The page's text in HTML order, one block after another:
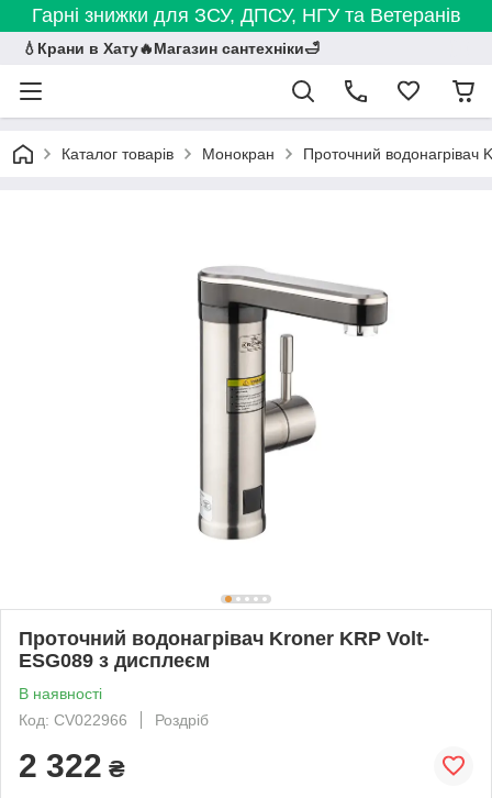
Гарні знижки для ЗСУ, ДПСУ, НГУ та Ветеранів
💧Крани в Хату🔥Магазин сантехніки🛁
Каталог товарів Монокран Проточний водонагрівач
Проточний водонагрівач Kroner KRP Volt-
ESG089 з дисплеєм
В наявності
Код: CV022966
Роздріб
2 322 ₴